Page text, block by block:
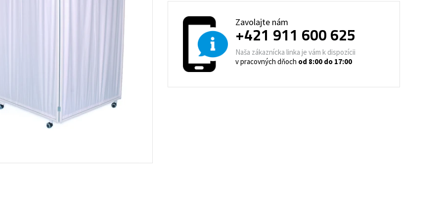
určením
s košmi
a odpadu
Dielenské vozíky a kontajnery
Stoličky pre gastro a horeca
Stoličky, kreslá a sedenie Barové stoličky
Zavolajte nám
+421 911 600 625
Naša zákaznícka linka je vám k dispozícii
v pracovných dňoch od 8:00 do 17:00